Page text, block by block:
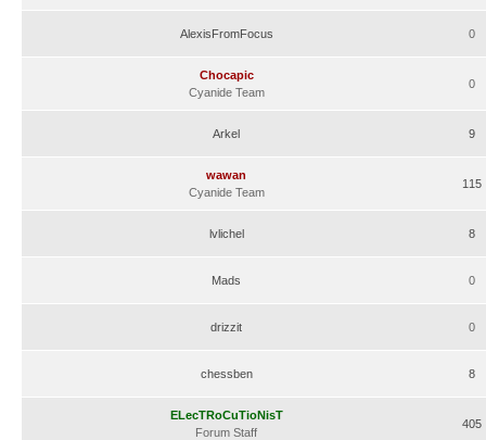
AlexisFromFocus 0
Chocapic
Cyanide Team
0
Arkel 9
wawan
Cyanide Team
115
lvlichel 8
Mads 0
drizzit 0
chessben 8
ELecTRoCuTioNisT
Forum Staff
405